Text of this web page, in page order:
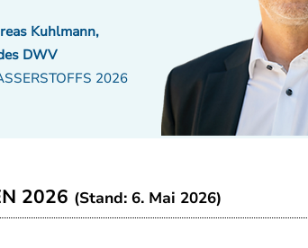
Kuhlmann,
DWV
2026
2026 (Stand: 6. Mai 2026)